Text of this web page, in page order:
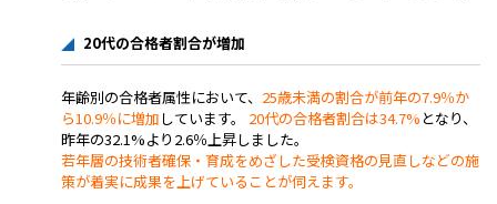
20代の合格者割合が増加
年齢別の合格者属性において、 25歳未満の割合が前年の7.9％か
ら10.9％に増加 しています。 20代の合格者割合は34.7% となり、
昨年の32.1%より2.6％上昇しました。
若年層の技術者確保・育成をめざした受検資格の見直しなどの施
策が着実に成果を上げていることが伺えます。